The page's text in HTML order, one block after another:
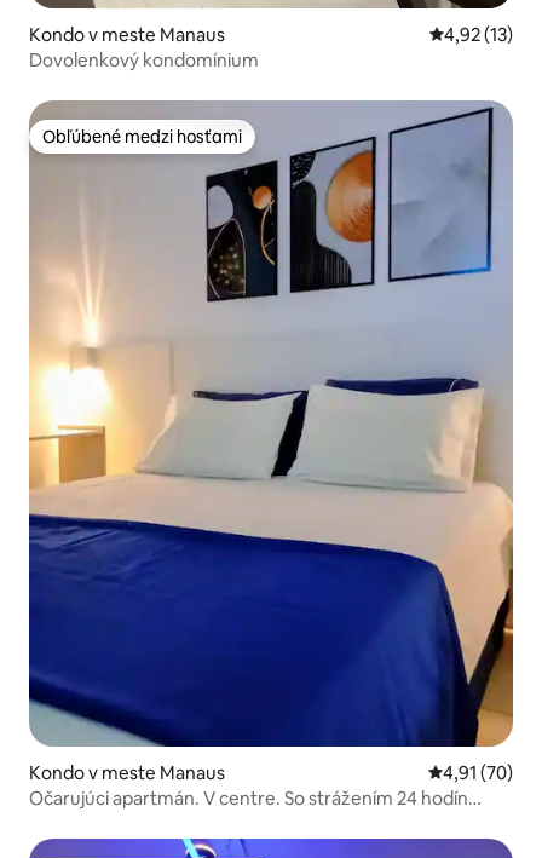
Kondo v meste Manaus Priemerné
4,92 (13)
Dovolenkový kondomínium
Obľúbené medzi hosťami
Obľúbené medzi hosťami
Kondo v meste Manaus Priemerné
4,91 (70)
Očarujúci apartmán. V centre. So strážením 24 hodín